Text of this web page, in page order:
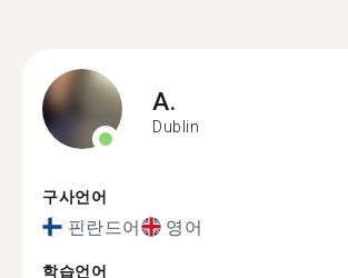
A.
Dublin
구사언어
핀란드어 영어
학습언어